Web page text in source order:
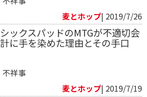
麦とホップ| 2019/7/26
シックスパッドのMTGが不適切会
計に手を染めた理由とその手口
不祥事
麦とホップ| 2019/7/19